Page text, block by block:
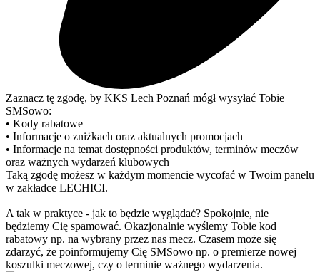
Zaznacz tę zgodę, by KKS Lech Poznań mógł wysyłać Tobie
SMSowo:
• Kody rabatowe
• Informacje o zniżkach oraz aktualnych promocjach
• Informacje na temat dostępności produktów, terminów meczów
oraz ważnych wydarzeń klubowych
Taką zgodę możesz w każdym momencie wycofać w Twoim panelu
w zakładce LECHICI.
A tak w praktyce - jak to będzie wyglądać? Spokojnie, nie
będziemy Cię spamować. Okazjonalnie wyślemy Tobie kod
rabatowy np. na wybrany przez nas mecz. Czasem może się
zdarzyć, że poinformujemy Cię SMSowo np. o premierze nowej
koszulki meczowej, czy o terminie ważnego wydarzenia.